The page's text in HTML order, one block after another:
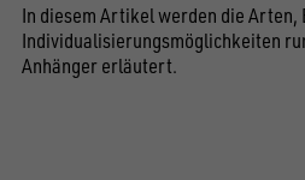
In diesem Artikel werden die Arten,
Individualisierungsmöglichkeiten
Anhänger erläutert.